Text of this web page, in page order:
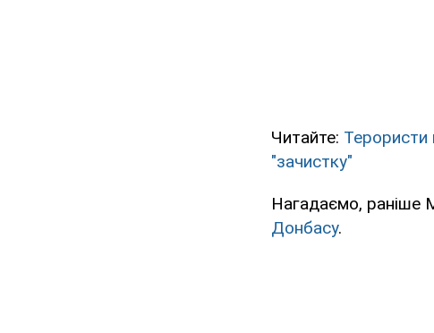
Читайте: Терористи
"зачистку"
Нагадаємо, раніше
Донбасу.